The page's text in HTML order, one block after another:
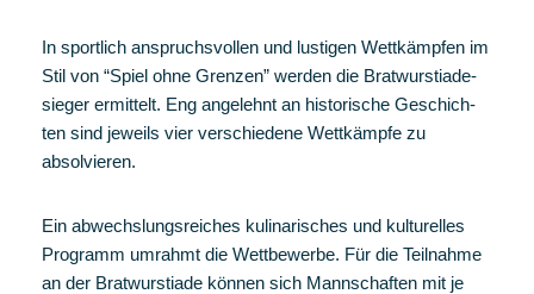
In sport­lich anspruchs­vol­len und lus­ti­gen Wett­kämp­fen im
Stil von “Spiel ohne Gren­zen” wer­den die Brat­wurs­tia­de­
sie­ger ermit­telt. Eng ange­lehnt an his­to­ri­sche Geschich­
ten sind jeweils vier ver­schie­de­ne Wett­kämp­fe zu
absolvieren.
Ein abwechs­lungs­rei­ches kuli­na­ri­sches und kul­tu­rel­les
Pro­gramm umrahmt die Wett­be­wer­be. Für die Teil­nah­me
an der Brat­wurs­tia­de kön­nen sich Mann­schaf­ten mit je